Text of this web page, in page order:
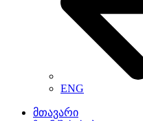
ENG
მთავარი